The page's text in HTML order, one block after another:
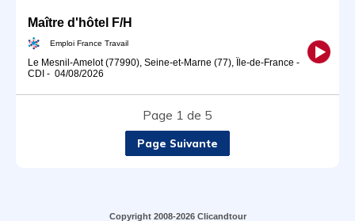
Maître d'hôtel F/H
Emploi France Travail
Le Mesnil-Amelot (77990), Seine-et-Marne (77), Île-de-France -
CDI - 04/08/2026
Page 1 de 5
Page Suivante
Copyright 2008-2026 Clicandtour